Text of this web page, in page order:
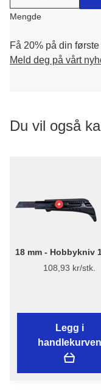
Mengde
Få 20% på din
Meld deg på vårt
Du vil også
18 mm - Hobbykniv
med skrulås og
teppekrok.
108,93 kr/stk.
Legg i
handlekurven